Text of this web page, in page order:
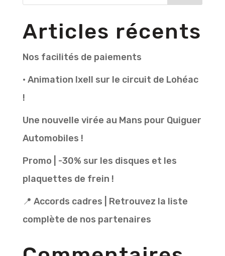
Articles récents
Nos facilités de paiements
• Animation Ixell sur le circuit de Lohéac
!
Une nouvelle virée au Mans pour Quiguer
Automobiles !
Promo | -30% sur les disques et les
plaquettes de frein !
📍 Accords cadres | Retrouvez la liste
complète de nos partenaires